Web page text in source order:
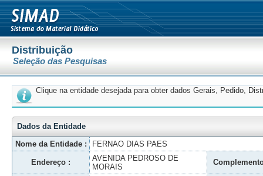
Distribuição
Seleção das Pesquisas
Clique na entidade desejada para obter dados Gerais, Pedido,
Dados da Entidade
Nome da Entidade :
FERNAO DIAS PAES
Endereço :
AVENIDA PEDROSO DE
MORAIS